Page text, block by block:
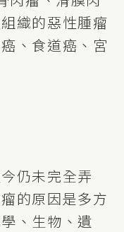
織的惡性腫瘤
、食道癌、宮
仍未完全弄
的原因是多方
、生物、遺